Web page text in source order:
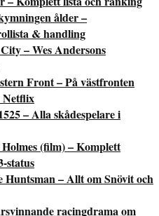
ålder –
& handling
– Wes Andersons
Front – På västfronten
Netflix
– Alla skådespelare i
(film) – Komplett
status
Huntsman – Allt om Snövit och
racingdrama om